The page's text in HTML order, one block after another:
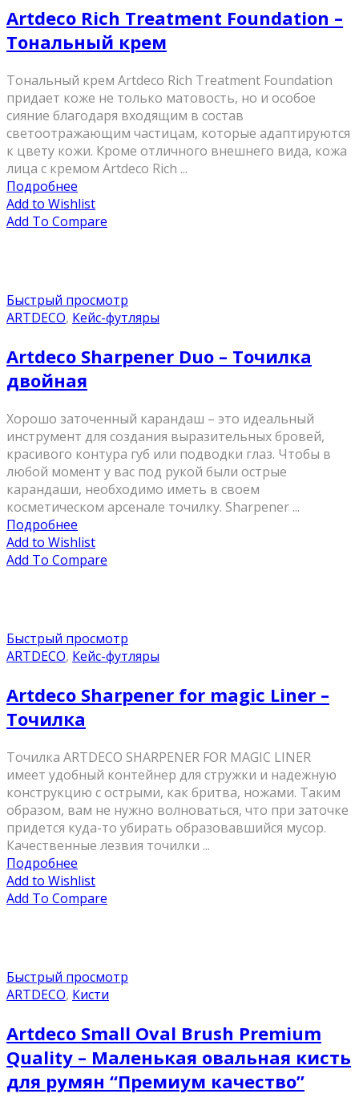
Artdeco Rich Treatment Foundation –
Тональный крем
Тональный крем Artdeco Rich Treatment Foundation
придает коже не только матовость, но и особое
сияние благодаря входящим в состав
светоотражающим частицам, которые адаптируются
к цвету кожи. Кроме отличного внешнего вида, кожа
лица с кремом Artdeco Rich ...
Подробнее
Add to Wishlist
Add To Compare
Быстрый просмотр
ARTDECO, Кейс-футляры
Artdeco Sharpener Duo – Точилка
двойная
Хорошо заточенный карандаш – это идеальный
инструмент для создания выразительных бровей,
красивого контура губ или подводки глаз. Чтобы в
любой момент у вас под рукой были острые
карандаши, необходимо иметь в своем
косметическом арсенале точилку. Sharpener ...
Подробнее
Add to Wishlist
Add To Compare
Быстрый просмотр
ARTDECO, Кейс-футляры
Artdeco Sharpener for magic Liner –
Точилка
Точилка ARTDECO SHARPENER FOR MAGIC LINER
имеет удобный контейнер для стружки и надежную
конструкцию с острыми, как бритва, ножами. Таким
образом, вам не нужно волноваться, что при заточке
придется куда-то убирать образовавшийся мусор.
Качественные лезвия точилки ...
Подробнее
Add to Wishlist
Add To Compare
Быстрый просмотр
ARTDECO, Кисти
Artdeco Small Oval Brush Premium
Quality – Маленькая овальная кисть
для румян “Премиум качество”